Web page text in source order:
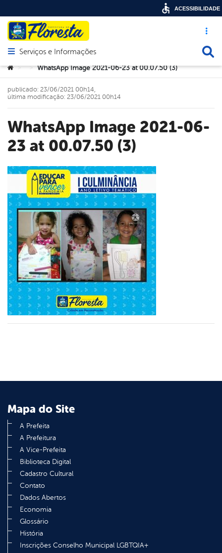
Acesso
Abrir menu principal de navegação
Serviços e Informações
Você está aqui:
> > WhatsApp Image 2021-06-23 at 00.07.50 (3)
WhatsApp Image 2021-06-
23 at 00.07.50 (3)
publicado: 23/06/2021 00h14,
última modificação: 23/06/2021 00h14
Mapa do Site
A Prefeita
A Prefeitura
A Vice-Prefeita
Biblioteca Digital
Cadastro Cultural
Contato
Dados Abertos
Economia
Glossário
História
Inscrições Conselho Municipal LGBTQIA+
ACESSIBILIDADE